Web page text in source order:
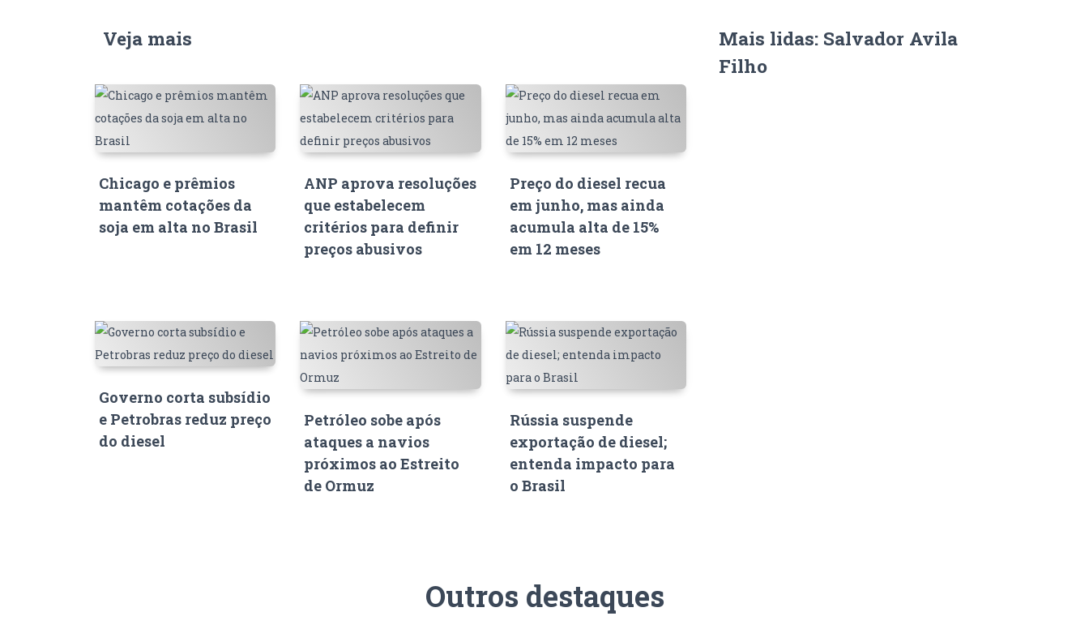
Veja mais
Chicago e prêmios
mantêm cotações da
soja em alta no Brasil
ANP aprova resoluções
que estabelecem
critérios para definir
preços abusivos
Preço do diesel recua
em junho, mas ainda
acumula alta de 15%
em 12 meses
Governo corta subsídio
e Petrobras reduz preço
do diesel
Petróleo sobe após
ataques a navios
próximos ao Estreito
de Ormuz
Rússia suspende
exportação de diesel;
entenda impacto para
o Brasil
Mais lidas: Salvador Avila
Filho
Outros destaques